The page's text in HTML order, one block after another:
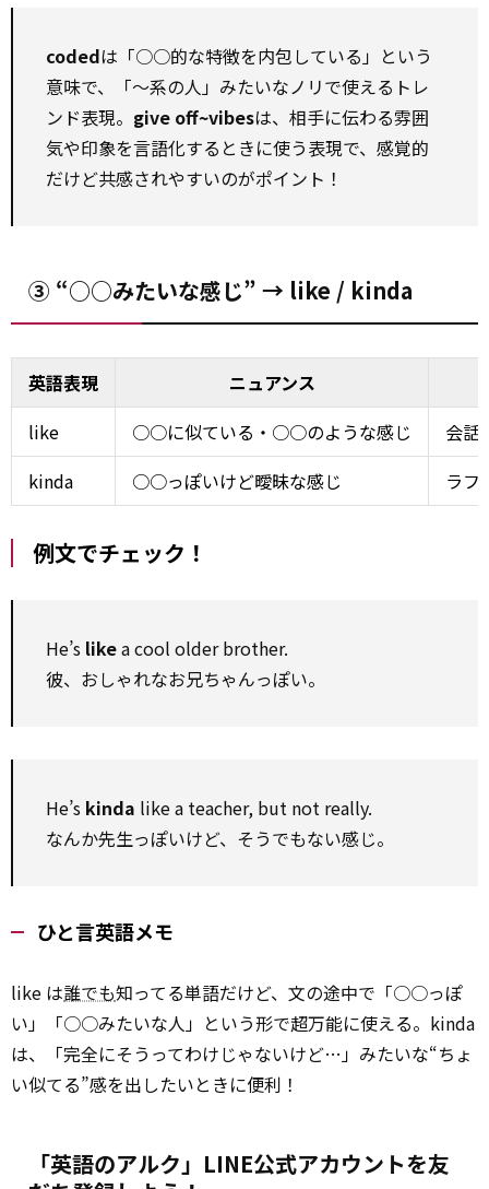
codedは「○○的な特徴を内包している」という
意味で、「〜系の人」みたいなノリで使えるトレ
ンド表現。 give off~vibesは、相手に伝わる雰囲
気や印象を言語化するときに使う表現で、感覚的
だけど共感されやすいのがポイント！
③ “○○みたいな感じ” → like / kinda
英語表現
ニュアンス
like
○○に似ている・○○のような感じ
会話
kinda
○○っぽいけど曖昧な感じ ラフ
例文でチェック！
He’s likea cool older brother.
彼、おしゃれなお兄ちゃんっぽい。
He’s kinda like a teacher, but not really.
なんか先生っぽいけど、そうでもない感じ。
ひと言英語メモ
like は誰でも知ってる単語だけど、文の途中で「○○っぽ
い」「○○みたいな人」という形で超万能に使える。kinda
は、「完全にそうってわけじゃないけど…」みたいな“ちょ
い似てる”感を出したいときに便利！
「英語のアルク」LINE公式アカウントを友